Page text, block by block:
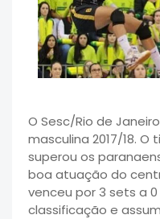
O Sesc/Rio de
masculina 2017/18.
superou os
boa atuação do
venceu por 3 sets a
classificação e